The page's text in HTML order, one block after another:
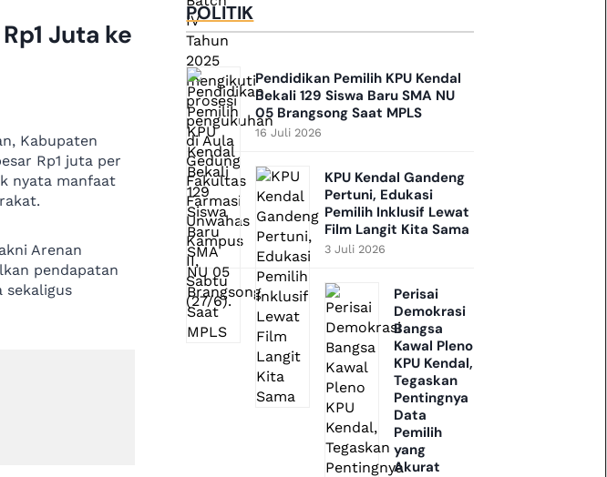
Juta ke
Kabupaten
Rp1 juta per
nyata manfaat
Arenan
pendapatan
sekaligus
POLITIK
Pendidikan Pemilih KPU Kendal
Bekali 129 Siswa Baru SMA NU
05 Brangsong Saat MPLS
16 Juli 2026
KPU Kendal Gandeng
Pertuni, Edukasi
Pemilih Inklusif Lewat
Film Langit Kita Sama
3 Juli 2026
Perisai
Demokrasi
Bangsa
Kawal Pleno
KPU Kendal,
Tegaskan
Pentingnya
Data
Pemilih
yang
Akurat